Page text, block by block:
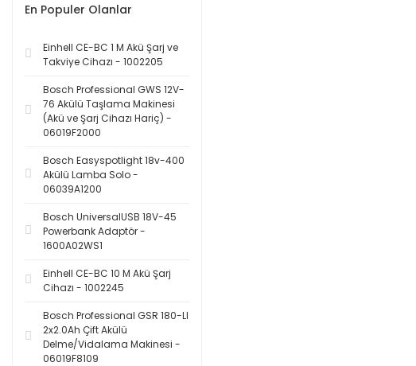
En Populer Olanlar
Einhell CE-BC 1 M Akü Şarj ve
Takviye Cihazı - 1002205
Bosch Professional GWS 12V-
76 Akülü Taşlama Makinesi
(Akü ve Şarj Cihazı Hariç) -
06019F2000
Bosch Easyspotlight 18v-400
Akülü Lamba Solo -
06039A1200
Bosch UniversalUSB 18V-45
Powerbank Adaptör -
1600A02WS1
Einhell CE-BC 10 M Akü Şarj
Cihazı - 1002245
Bosch Professional GSR 180-LI
2x2.0Ah Çift Akülü
Delme/Vidalama Makinesi -
06019F8109